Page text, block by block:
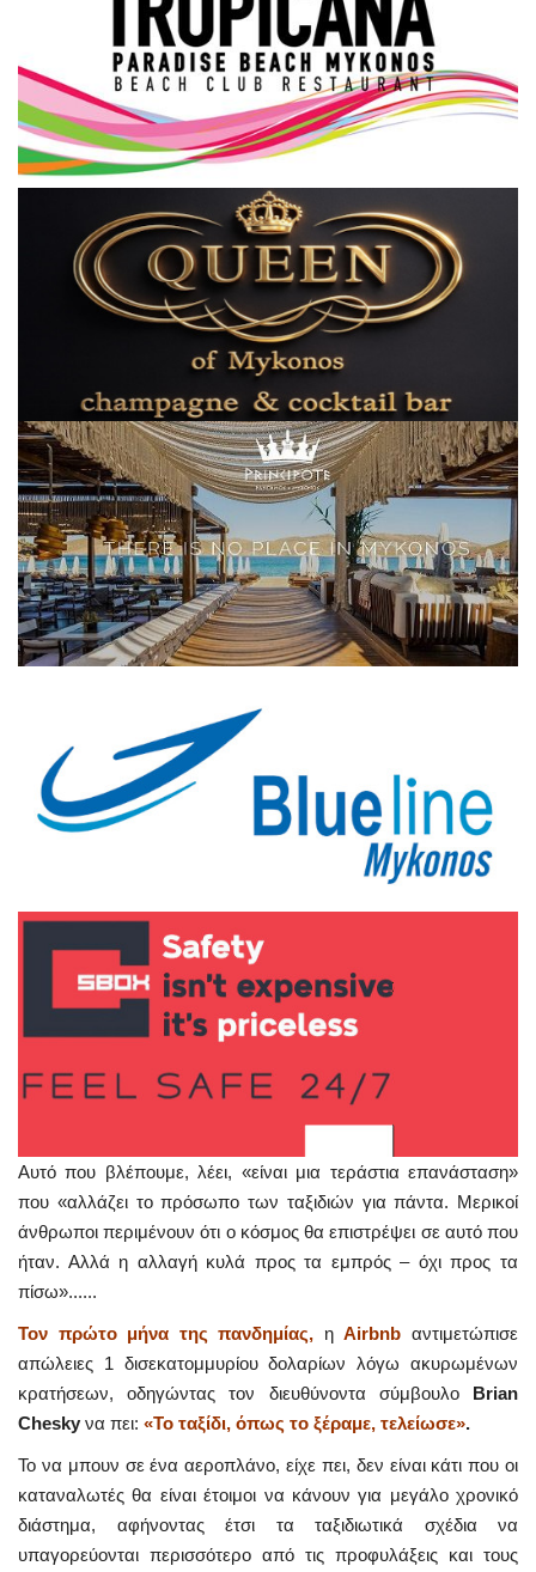
Σεβασμιώτατος Δωρόθεος Β’
Cost Of Living Crisis
Opinion + Analysis
L’Art des Sens
All News
Local Elections 2023
Elections 2023
Γλώσσα
Ελληνικά English
Αυτό που βλέπουμε, λέει, «είναι μια τεράστια επανάσταση»
που «αλλάζει το πρόσωπο των ταξιδιών για πάντα. Μερικοί
άνθρωποι περιμένουν ότι ο κόσμος θα επιστρέψει σε αυτό που
ήταν. Αλλά η αλλαγή κυλά προς τα εμπρός – όχι προς τα
πίσω»......
Τον πρώτο μήνα της πανδημίας, ηAirbnb αντιμετώπισε
απώλειες 1 δισεκατομμυρίου δολαρίων λόγω ακυρωμένων
κρατήσεων, οδηγώντας τον διευθύνοντα σύμβουλο Brian
Chesky να πει: «Το ταξίδι, όπως το ξέραμε, τελείωσε».
Το να μπουν σε ένα αεροπλάνο, είχε πει, δεν είναι κάτι που οι
καταναλωτές θα είναι έτοιμοι να κάνουν για μεγάλο χρονικό
διάστημα, αφήνοντας έτσι τα ταξιδιωτικά σχέδια να
υπαγορεύονται περισσότερο από τις προφυλάξεις και τους